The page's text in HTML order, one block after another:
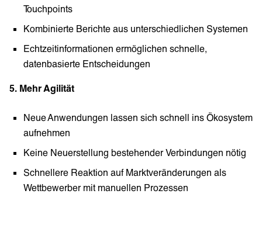
Touchpoints
Kombinierte Berichte aus unterschiedlichen Systemen
Echtzeitinformationen ermöglichen schnelle,
datenbasierte Entscheidungen
5. Mehr Agilität
Neue Anwendungen lassen sich schnell ins Ökosystem
aufnehmen
Keine Neuerstellung bestehender Verbindungen nötig
Schnellere Reaktion auf Marktveränderungen als
Wettbewerber mit manuellen Prozessen